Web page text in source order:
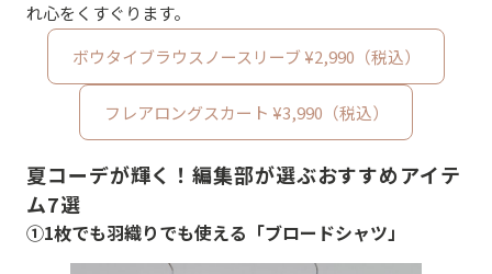
れ心をくすぐります。
ボウタイブラウスノースリーブ ¥2,990（税込）
フレアロングスカート ¥3,990（税込）
夏コーデが輝く！編集部が選ぶおすすめアイテ
ム7選
①1枚でも羽織りでも使える「ブロードシャツ」